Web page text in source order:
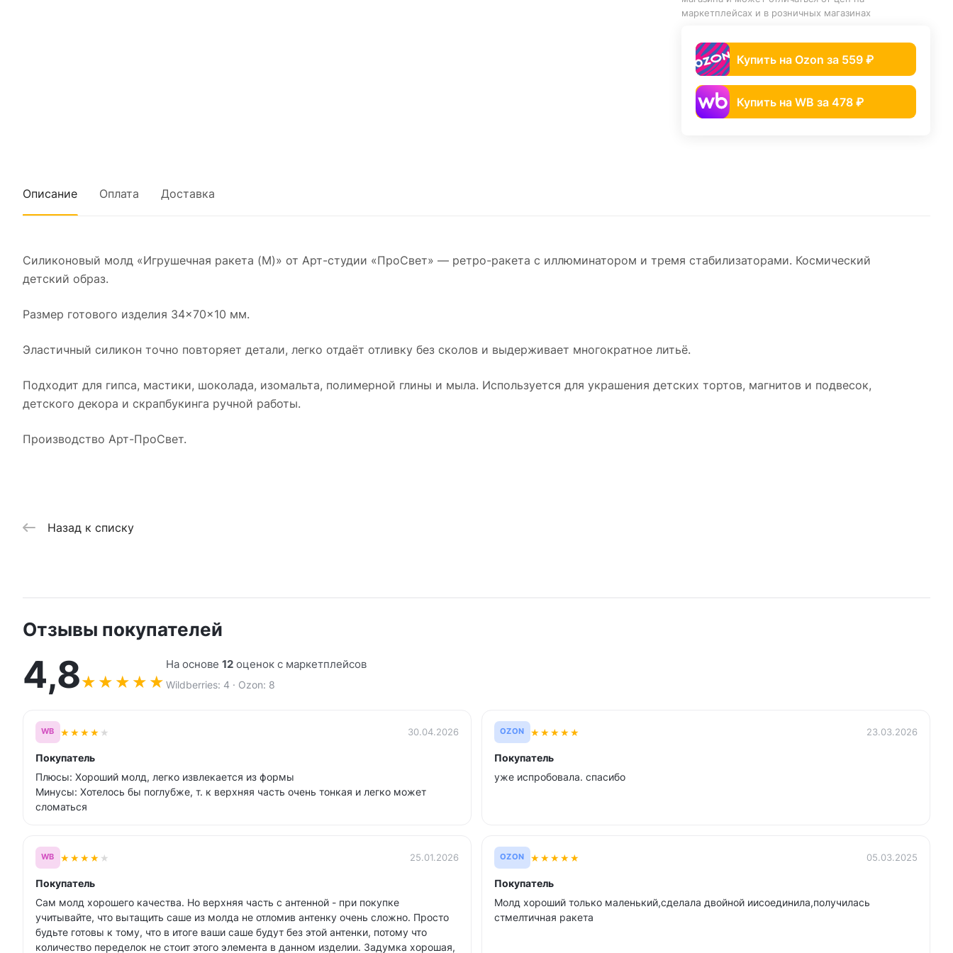
маркетплейсах и в розничных магазинах
Купить на Ozon за 559 ₽
Купить на WB за 478 ₽
Описание Оплата Доставка
Силиконовый молд «Игрушечная ракета (M)» от Арт-студии «ПроСвет» — ретро-ракета с иллюминатором и тремя стабилизаторами. Космический
детский образ.
Размер готового изделия 34×70×10 мм.
Эластичный силикон точно повторяет детали, легко отдаёт отливку без сколов и выдерживает многократное литьё.
Подходит для гипса, мастики, шоколада, изомальта, полимерной глины и мыла. Используется для украшения детских тортов, магнитов и подвесок,
детского декора и скрапбукинга ручной работы.
Производство Арт-ПроСвет.
Назад к списку
Отзывы покупателей
4,8★ ★ ★ ★ ★
На основе 12 оценок с маркетплейсов
Wildberries: 4 · Ozon: 8
WB ★★★★ ★ 30.04.2026
Покупатель
Плюсы: Хороший молд, легко извлекается из формы
Минусы: Хотелось бы поглубже, т. к верхняя часть очень тонкая и легко может
сломаться
OZON ★★★★★ 23.03.2026
Покупатель
уже испробовала. спасибо
WB ★★★★ ★ 25.01.2026
Покупатель
Сам молд хорошего качества. Но верхняя часть с антенной - при покупке
учитывайте, что вытащить саше из молда не отломив антенку очень сложно. Просто
будьте готовы к тому, что в итоге ваши саше будут без этой антенки, потому что
количество переделок не стоит этого элемента в данном изделии. Задумка хорошая,
OZON ★★★★★ 05.03.2025
Покупатель
Молд хороший только маленький,сделала двойной иисоединила,получилась
стмелтичная ракета